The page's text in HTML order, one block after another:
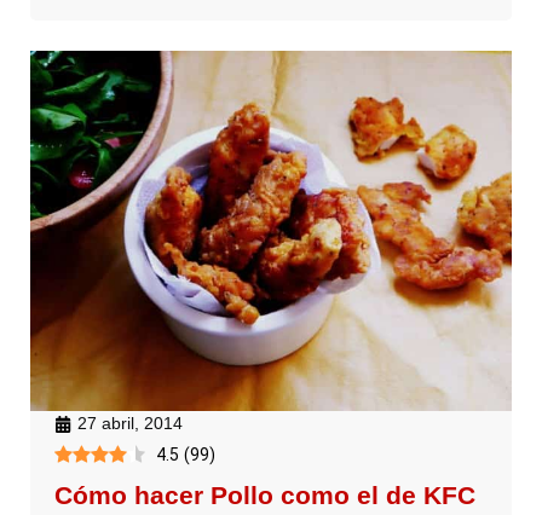
27 abril, 2014
4.5 (99)
Cómo hacer Pollo como el de KFC